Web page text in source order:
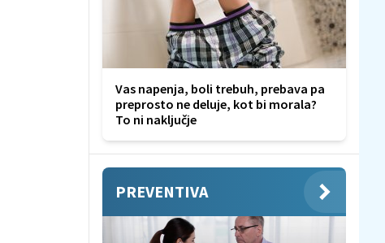
Vas napenja, boli trebuh, prebava pa
preprosto ne deluje, kot bi morala?
To ni naključje
PREVENTIVA